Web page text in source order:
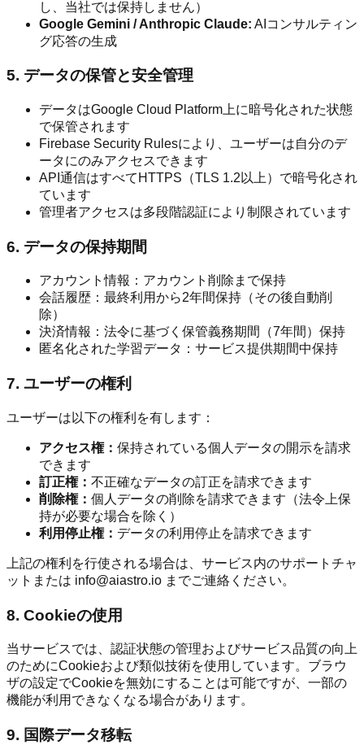
し、当社では保持しません）
Google Gemini / Anthropic Claude: AIコンサルティン
グ応答の生成
5. データの保管と安全管理
データはGoogle Cloud Platform上に暗号化された状態
で保管されます
Firebase Security Rulesにより、ユーザーは自分のデ
ータにのみアクセスできます
API通信はすべてHTTPS（TLS 1.2以上）で暗号化され
ています
管理者アクセスは多段階認証により制限されています
6. データの保持期間
アカウント情報：アカウント削除まで保持
会話履歴：最終利用から2年間保持（その後自動削
除）
決済情報：法令に基づく保管義務期間（7年間）保持
匿名化された学習データ：サービス提供期間中保持
7. ユーザーの権利
ユーザーは以下の権利を有します：
アクセス権： 保持されている個人データの開示を請求
できます
訂正権： 不正確なデータの訂正を請求できます
削除権： 個人データの削除を請求できます（法令上保
持が必要な場合を除く）
利用停止権： データの利用停止を請求できます
上記の権利を行使される場合は、サービス内のサポートチャ
ットまたは info@aiastro.io までご連絡ください。
8. Cookieの使用
当サービスでは、認証状態の管理およびサービス品質の向上
のためにCookieおよび類似技術を使用しています。ブラウ
ザの設定でCookieを無効にすることは可能ですが、一部の
機能が利用できなくなる場合があります。
9. 国際データ移転